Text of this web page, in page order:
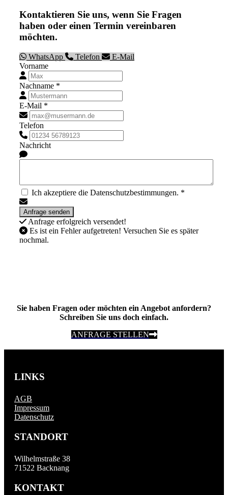
Kontaktieren Sie uns, wenn Sie Fragen
haben oder einen Termin vereinbaren
möchten.
WhatsApp Telefon
E-Mail
Vorname
Nachname *
E-Mail *
Telefon
Nachricht
Ich akzeptiere die Datenschutzbestimmungen. *
Anfrage erfolgreich versendet!
Es ist ein Fehler aufgetreten! Versuchen Sie es später
nochmal.
Sie haben Fragen oder möchten ein Angebot anfordern?
Schreiben Sie uns doch einfach.
ANFRAGE STELLEN
LINKS
AGB
Impressum
Datenschutz
STANDORT
Wilhelmstraße 38
71522 Backnang
KONTAKT